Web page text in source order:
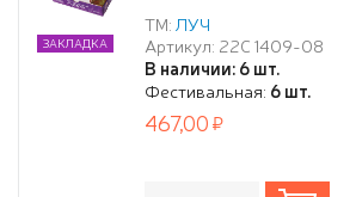
ТМ:ЛУЧ
Артикул: 22С 1409-08
В наличии: 6 шт.
Фестивальная: 6 шт.
ЗАКЛАДКА
467,00